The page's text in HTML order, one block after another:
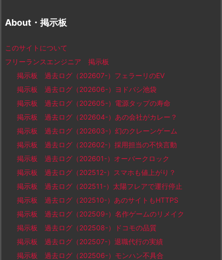
About・掲示板
このサイトについて
フリーランスエンジニア 掲示板
掲示板 過去ログ（202607-）フェラーリのEV
掲示板 過去ログ（202606-）ヨドバシ池袋
掲示板 過去ログ（202605-）電源タップの寿命
掲示板 過去ログ（202604-）あの会社がカレー？
掲示板 過去ログ（202603-）幻のクレーンゲーム
掲示板 過去ログ（202602-）採用担当の不快言動
掲示板 過去ログ（202601-）オーバークロック
掲示板 過去ログ（202512-）スマホも値上がり？
掲示板 過去ログ（202511-）太陽フレアで運行停止
掲示板 過去ログ（202510-）あのサイトもHTTPS
掲示板 過去ログ（202509-）名作ゲームのリメイク
掲示板 過去ログ（202508-）ドコモの品質
掲示板 過去ログ（202507-）退職代行の実績
掲示板 過去ログ（202506-）モンハン不具合